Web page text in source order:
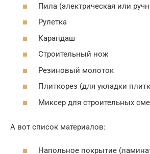
Пила (электрическая или
Рулетка
Карандаш
Строительный нож
Резиновый молоток
Плиткорез (для укладки
Миксер для строительных
А вот список материалов:
Напольное покрытие